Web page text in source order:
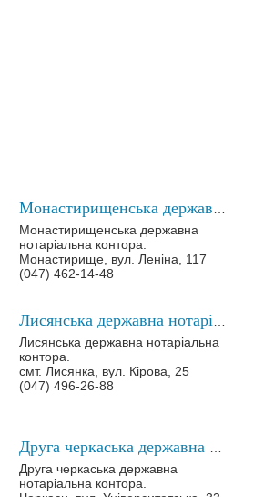
Монастирищенська державна
нотаріальна контора.
Монастирище, вул. Леніна, 117
(047) 462-14-48
Лисянська державна нотаріальна
контора.
смт. Лисянка, вул. Кірова, 25
(047) 496-26-88
Друга черкаська державна
нотаріальна контора.